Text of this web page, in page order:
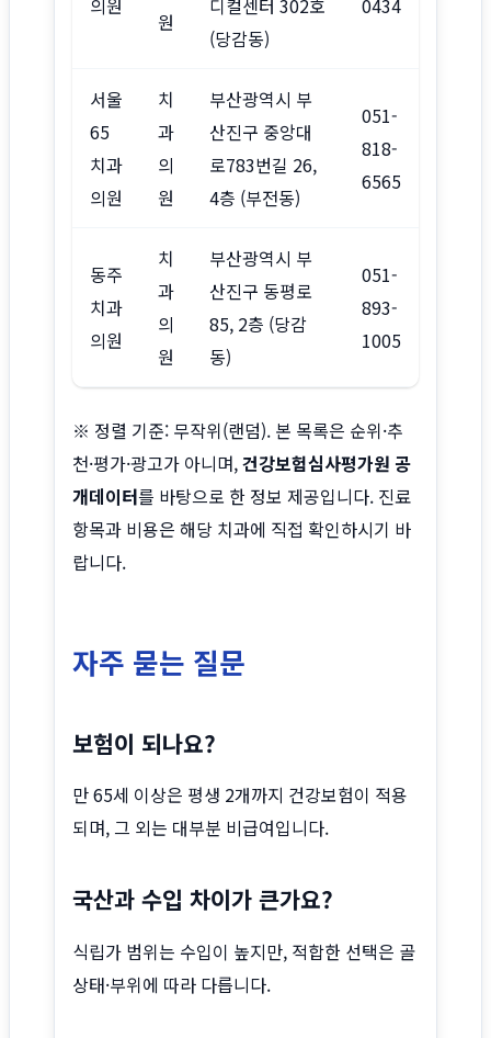
의원
원
디컬센터 302호
(당감동)
0434
서울
65
치과
의원
치
과
의
원
부산광역시 부
산진구 중앙대
로783번길 26,
4층 (부전동)
051-
818-
6565
동주
치과
의원
치
과
의
원
부산광역시 부
산진구 동평로
85, 2층 (당감
동)
051-
893-
1005
※ 정렬 기준: 무작위(랜덤). 본 목록은 순위·추
천·평가·광고가 아니며,건강보험심사평가원 공
개데이터를 바탕으로 한 정보 제공입니다. 진료
항목과 비용은 해당 치과에 직접 확인하시기 바
랍니다.
자주 묻는 질문
보험이 되나요?
만 65세 이상은 평생 2개까지 건강보험이 적용
되며, 그 외는 대부분 비급여입니다.
국산과 수입 차이가 큰가요?
식립가 범위는 수입이 높지만, 적합한 선택은 골
상태·부위에 따라 다릅니다.